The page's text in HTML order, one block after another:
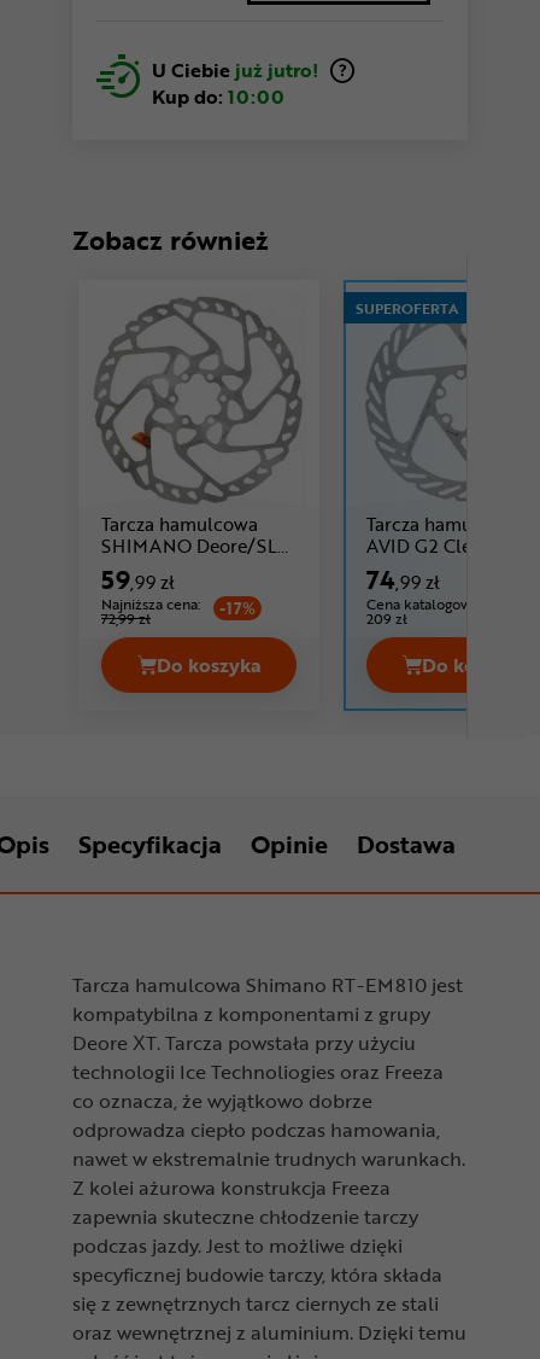
U Ciebie już jutro!
Kup do: 10:00
Zobacz również
Tarcza hamulcowa
SHIMANO Deore/SLX
SM-RT66
59,99 zł
Najniższa cena:
72,99 zł -17%
Do koszyka
Tarcza hamulcowa SHIMANO
SUPEROFERTA
Tarcza hamulcowa
AVID G2
74,99 zł
Cena katalogowa:
209 zł
Do koszyka
Tarcza
Specyfikacja Opinie Dostawa
Tarcza hamulcowa Shimano RT-EM810 jest
kompatybilna z komponentami z grupy
Deore XT. Tarcza powstała przy użyciu
technologii Ice Technoliogies oraz Freeza
co oznacza, że wyjątkowo dobrze
odprowadza ciepło podczas hamowania,
nawet w ekstremalnie trudnych warunkach.
Z kolei ażurowa konstrukcja Freeza
zapewnia skuteczne chłodzenie tarczy
podczas jazdy. Jest to możliwe dzięki
specyficznej budowie tarczy, która składa
się z zewnętrznych tarcz ciernych ze stali
oraz wewnętrznej z aluminium. Dzięki temu